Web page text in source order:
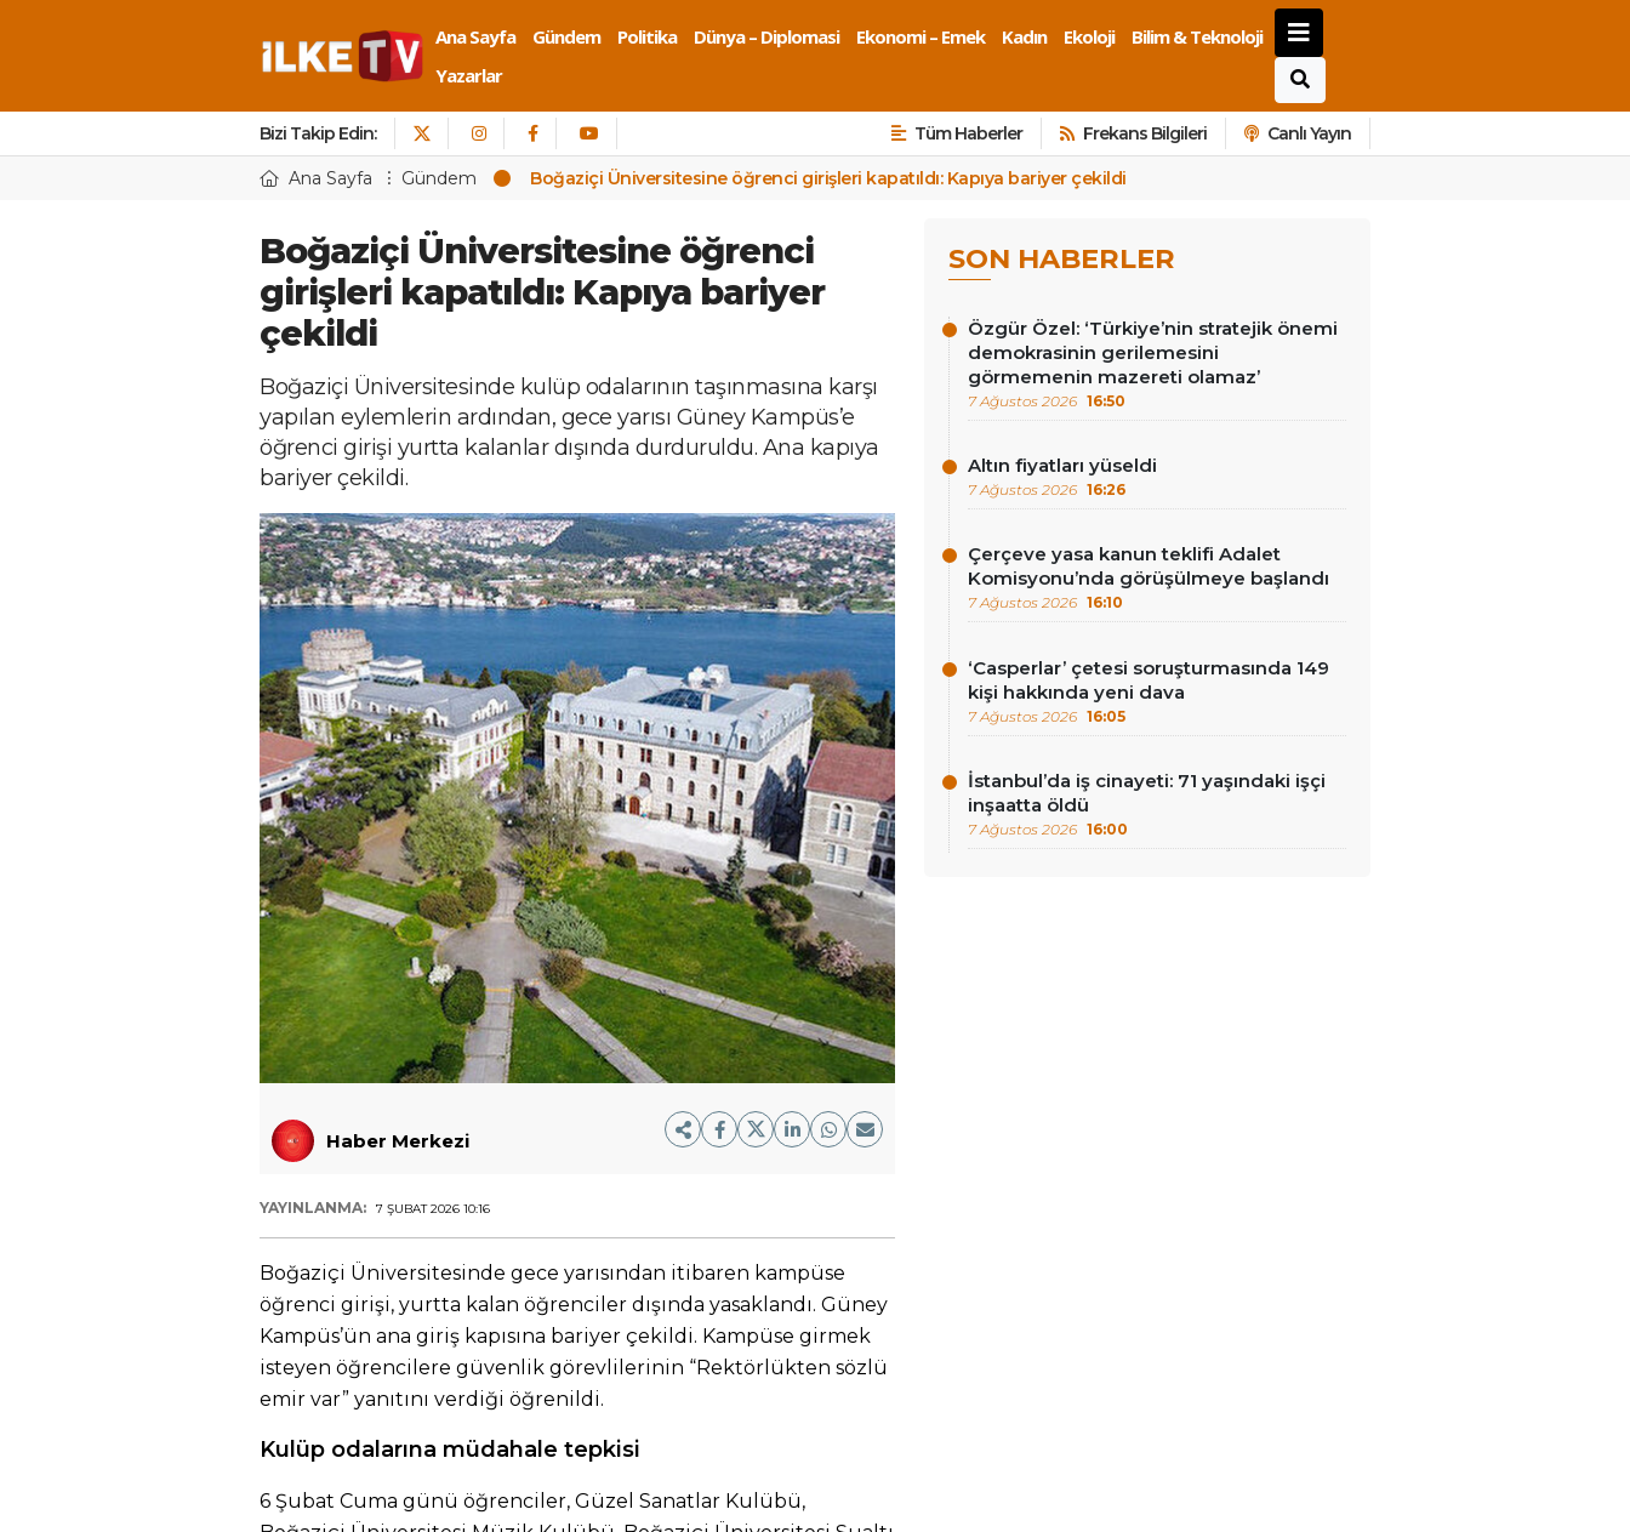
Ana Sayfa Gündem Politika Dünya – Diplomasi Ekonomi – Emek Kadın Ekoloji
Bilim & Teknoloji
Yazarlar
Bizi Takip Edin: Tüm Haberler Frekans Bilgileri Canlı Yayın
Ana Sayfa Gündem Boğaziçi Üniversitesine öğrenci girişleri kapatıldı: Kapıya bariyer çekildi
Boğaziçi Üniversitesine öğrenci
girişleri kapatıldı: Kapıya bariyer
çekildi
Boğaziçi Üniversitesinde kulüp odalarının taşınmasına karşı
yapılan eylemlerin ardından, gece yarısı Güney Kampüs’e
öğrenci girişi yurtta kalanlar dışında durduruldu. Ana kapıya
bariyer çekildi.
Haber Merkezi
YAYINLANMA: 7 ŞUBAT 2026 10:16
Boğaziçi Üniversitesinde gece yarısından itibaren kampüse
öğrenci girişi, yurtta kalan öğrenciler dışında yasaklandı. Güney
Kampüs’ün ana giriş kapısına bariyer çekildi. Kampüse girmek
isteyen öğrencilere güvenlik görevlilerinin “Rektörlükten sözlü
emir var” yanıtını verdiği öğrenildi.
Kulüp odalarına müdahale tepkisi
6 Şubat Cuma günü öğrenciler, Güzel Sanatlar Kulübü,
SON HABERLER
Özgür Özel: ‘Türkiye’nin stratejik önemi
demokrasinin gerilemesini
görmemenin mazereti olamaz’
7 Ağustos 2026 16:50
Altın fiyatları yüseldi
7 Ağustos 2026 16:26
Çerçeve yasa kanun teklifi Adalet
Komisyonu’nda görüşülmeye başlandı
7 Ağustos 2026 16:10
‘Casperlar’ çetesi soruşturmasında 149
kişi hakkında yeni dava
7 Ağustos 2026 16:05
İstanbul’da iş cinayeti: 71 yaşındaki işçi
inşaatta öldü
7 Ağustos 2026 16:00